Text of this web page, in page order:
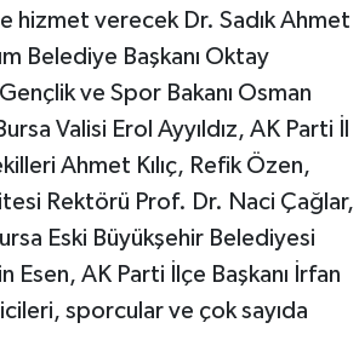
hizmet verecek Dr. Sadık Ahmet
Belediye Başkanı Oktay
ve Spor Bakanı Osman
Valisi Erol Ayyıldız, AK Parti İl
Ahmet Kılıç, Refik Özen,
Rektörü Prof. Dr. Naci Çağlar,
Eski Büyükşehir Belediyesi
Esen, AK Parti İlçe Başkanı İrfan
sporcular ve çok sayıda